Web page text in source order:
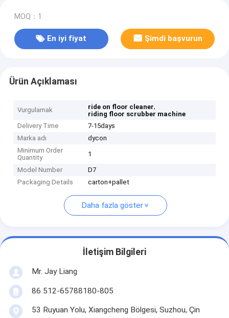
MOQ：1
En iyi fiyat Şimdi başvurun
Ürün Açıklaması
Vurgulamak ride on floor cleaner,
riding floor scrubber machine
Delivery Time
7-15days
Marka adı
dycon
Minimum Order
Quantity
1
Model Number
D7
Packaging Details
carton+pallet
Daha fazla göster
İletişim Bilgileri
Mr. Jay Liang
86 512-65788180-805
53 Ruyuan Yolu, Xiangcheng Bölgesi, Suzhou, Çin